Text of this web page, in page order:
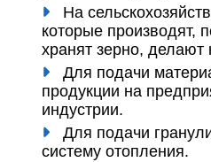
На
которые производят,
хранят зерно, делают
Для подачи
продукции на
индустрии.
Для подачи
систему отопления.